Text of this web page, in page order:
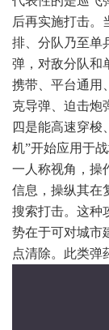
后再实施打击。
排、分队乃至单
弹，对敌分队和
携带、平台通用
克导弹、迫击炮
四是能高速穿梭
机”开始应用于
一人称视角，操
信息，操纵其在
搜索打击。这种
势在于可对城市
点清除。此类弹